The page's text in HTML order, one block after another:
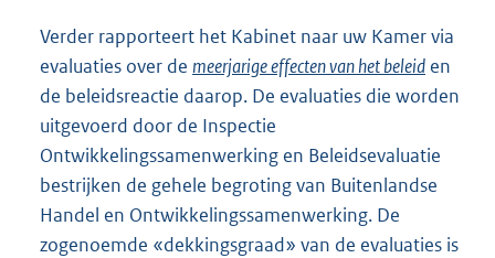
Verder rapporteert het Kabinet naar uw Kamer via
evaluaties over de meerjarige effecten van het beleid en
de beleidsreactie daarop. De evaluaties die worden
uitgevoerd door de Inspectie
Ontwikkelingssamenwerking en Beleidsevaluatie
bestrijken de gehele begroting van Buitenlandse
Handel en Ontwikkelingssamenwerking. De
zogenoemde «dekkingsgraad» van de evaluaties is